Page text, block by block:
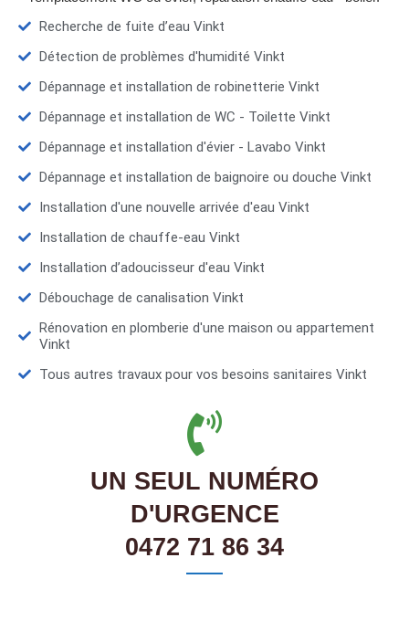
Recherche de fuite d’eau Vinkt
Détection de problèmes d'humidité Vinkt
Dépannage et installation de robinetterie Vinkt
Dépannage et installation de WC - Toilette Vinkt
Dépannage et installation d'évier - Lavabo Vinkt
Dépannage et installation de baignoire ou douche Vinkt
Installation d'une nouvelle arrivée d'eau Vinkt
Installation de chauffe-eau Vinkt
Installation d’adoucisseur d'eau Vinkt
Débouchage de canalisation Vinkt
Rénovation en plomberie d'une maison ou appartement
Vinkt
Tous autres travaux pour vos besoins sanitaires Vinkt
UN SEUL NUMÉRO
D'URGENCE
0472 71 86 34